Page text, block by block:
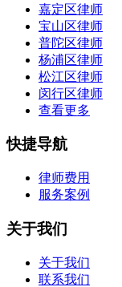
嘉定区律师
宝山区律师
普陀区律师
杨浦区律师
松江区律师
闵行区律师
查看更多
快捷导航
律师费用
服务案例
关于我们
关于我们
联系我们